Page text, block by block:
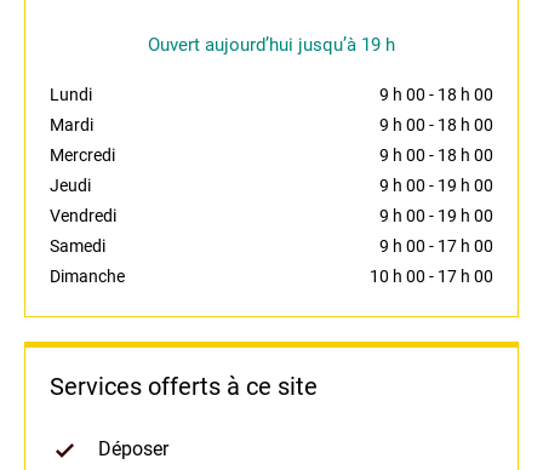
Ouvert aujourd’hui jusqu’à 19 h
Lundi 9 h 00 - 18 h 00
Mardi
9 h 00 - 18 h 00
Mercredi
9 h 00 - 18 h 00
Jeudi
9 h 00 - 19 h 00
Vendredi
9 h 00 - 19 h 00
Samedi
9 h 00 - 17 h 00
Dimanche
10 h 00 - 17 h 00
Services offerts à ce site
Déposer